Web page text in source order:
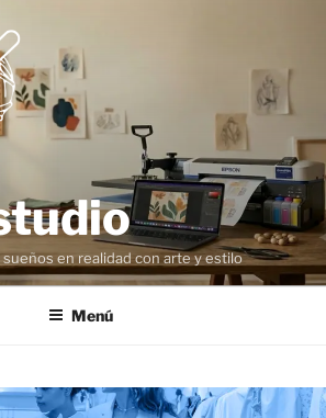
en realidad con arte y estilo
Menú